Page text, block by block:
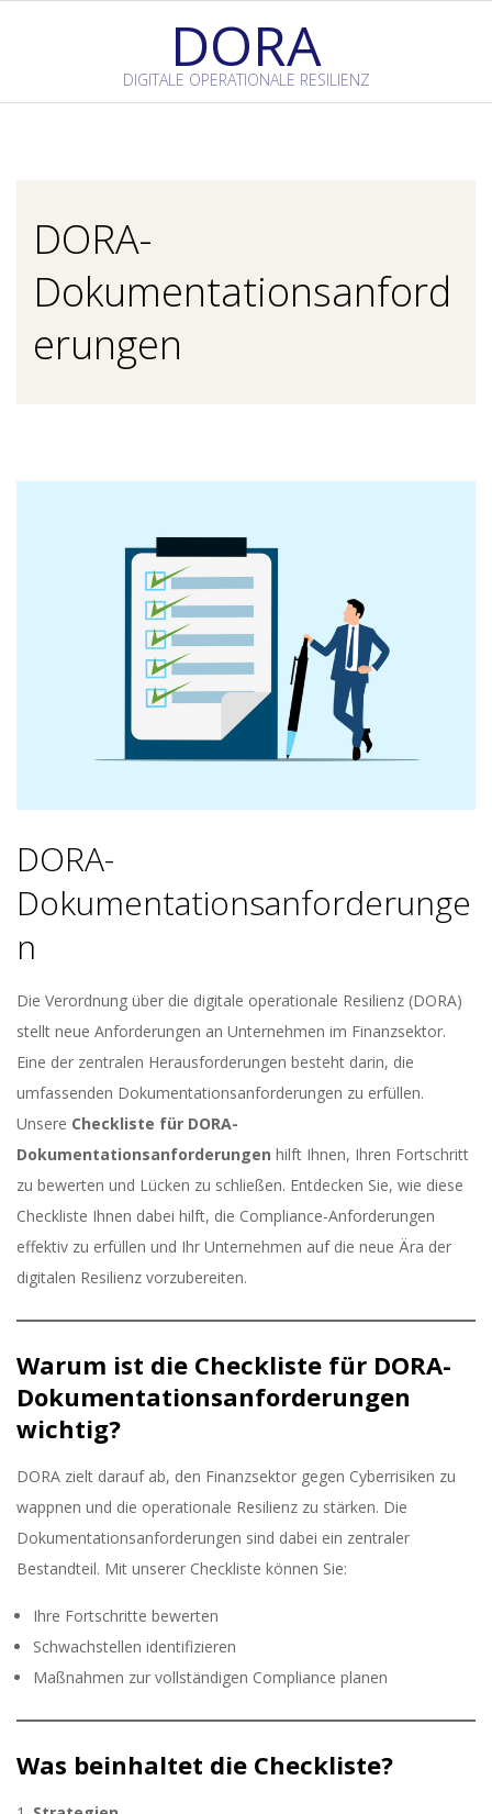
DORA
DIGITALE OPERATIONALE RESILIENZ
DORA-
Dokumentationsanford
erungen
DORA-
Dokumentationsanforderunge
n
Die Verordnung über die digitale operationale Resilienz (DORA)
stellt neue Anforderungen an Unternehmen im Finanzsektor.
Eine der zentralen Herausforderungen besteht darin, die
umfassenden Dokumentationsanforderungen zu erfüllen.
Unsere Checkliste für DORA-
Dokumentationsanforderungen hilft Ihnen, Ihren Fortschritt
zu bewerten und Lücken zu schließen. Entdecken Sie, wie diese
Checkliste Ihnen dabei hilft, die Compliance-Anforderungen
effektiv zu erfüllen und Ihr Unternehmen auf die neue Ära der
digitalen Resilienz vorzubereiten.
Warum ist die Checkliste für DORA-
Dokumentationsanforderungen
wichtig?
DORA zielt darauf ab, den Finanzsektor gegen Cyberrisiken zu
wappnen und die operationale Resilienz zu stärken. Die
Dokumentationsanforderungen sind dabei ein zentraler
Bestandteil. Mit unserer Checkliste können Sie:
Ihre Fortschritte bewerten
Schwachstellen identifizieren
Maßnahmen zur vollständigen Compliance planen
Was beinhaltet die Checkliste?